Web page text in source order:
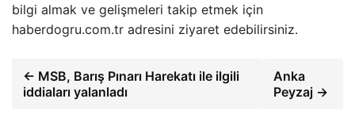
bilgi almak ve gelişmeleri takip etmek için
haberdogru.com.tr adresini ziyaret edebilirsiniz.
← MSB, Barış Pınarı Harekatı ile ilgili
iddiaları yalanladı
Anka
Peyzaj →